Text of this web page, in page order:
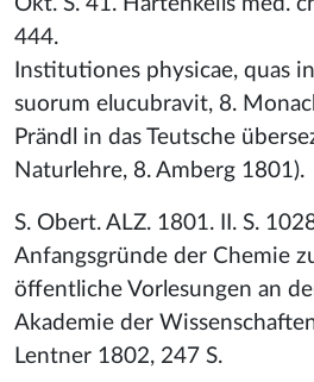
444.
Institutiones physicae, quas
suorum elucubravit, 8.
Prändl in das Teutsche
Naturlehre, 8. Amberg 1801).
S. Obert. ALZ. 1801. II. S.
Anfangsgründe der Chemie
öffentliche Vorlesungen an
Akademie der
Lentner 1802, 247 S.